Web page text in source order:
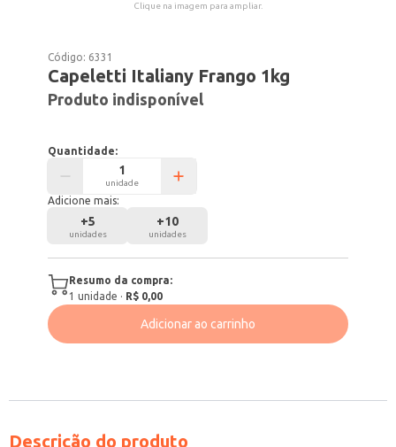
Clique na imagem para ampliar.
Código: 6331
Capeletti Italiany Frango 1kg
Produto indisponível
Quantidade:
unidade
Adicione mais:
+5
unidades
+10
unidades
Resumo da compra:
1 unidade · R$ 0,00
Adicionar ao carrinho
Descrição do produto